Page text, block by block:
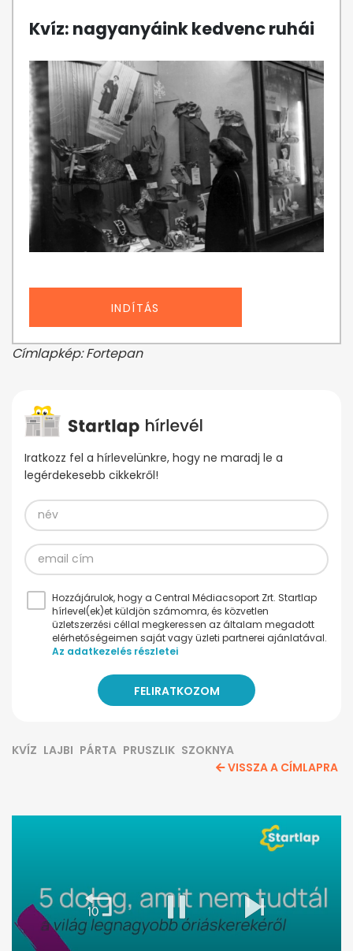
Kvíz: nagyanyáink kedvenc ruhái
INDÍTÁS
Címlapkép: Fortepan
Iratkozz fel a hírlevelünkre, hogy ne maradj le a
legérdekesebb cikkekről!
Hozzájárulok, hogy a Central Médiacsoport Zrt. Startlap
hírlevel(ek)et küldjön számomra, és közvetlen
üzletszerzési céllal megkeressen az általam megadott
elérhetőségeimen saját vagy üzleti partnerei ajánlatával.
Az adatkezelés részletei
KVÍZ LAJBI PÁRTA PRUSZLIK SZOKNYA
VISSZA A CÍMLAPRA